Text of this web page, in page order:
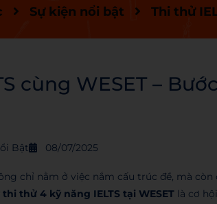
Sự kiện nổi bật Thi thử
cùng WESET –
Bật 08/07/2025
chỉ nằm ở việc nắm cấu trúc đề, mà
thi thử 4 kỹ năng IELTS tại WESET là cơ